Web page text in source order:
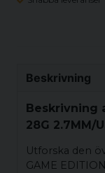
Beskrivning
Beskrivning
28G 2.7MM/
Utforska den
GAME